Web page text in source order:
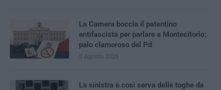
La Camera boccia il patentino
antifascista per parlare a Montecitorio:
palo clamoroso del Pd
5 Agosto 2026
La sinistra è così serva delle toghe da